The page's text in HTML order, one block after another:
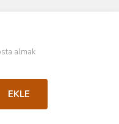
almak
EKLE